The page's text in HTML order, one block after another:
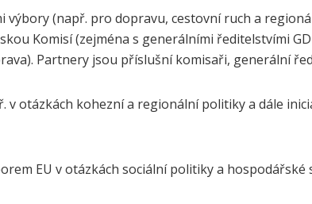
výbory (např. pro dopravu, cestovní ruch a
Komisí (zejména s generálními ředitelstvími GD
Partnery jsou příslušní komisaři, generální
otázkách kohezní a regionální politiky a dále
EU v otázkách sociální politiky a hospodářské